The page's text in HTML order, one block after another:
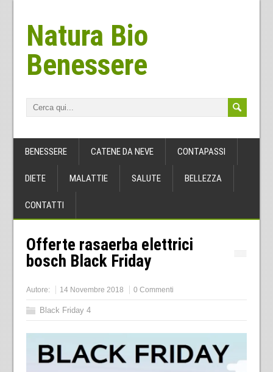
Natura Bio
Benessere
BENESSERE CATENE DA NEVE CONTAPASSI
DIETE MALATTIE SALUTE BELLEZZA
CONTATTI
Offerte rasaerba elettrici
bosch Black Friday
Autore: 14 Novembre 2018 0 Commenti
Black Friday 4